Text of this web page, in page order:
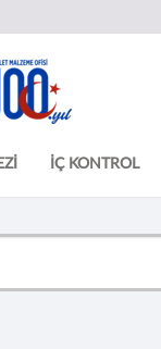
İÇ KONTROL